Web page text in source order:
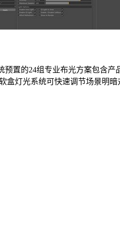
置的24组专业布光方案包含
灯光系统可快速调节场景明暗